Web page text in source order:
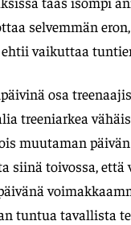
selvemmän
vaikuttaa
osa
treeniarkea
muutaman
siinä toivossa, että
tuntua tavallista